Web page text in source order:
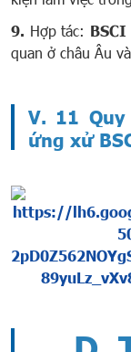
9. Hợp tác: BSCI
quan ở châu Âu
V. 11
ứng xử